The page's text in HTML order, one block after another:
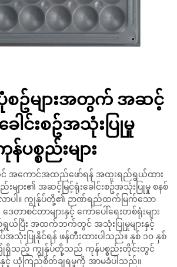
ဥ်များအတွက် အဆင့်
ခေါင်းစဥ်အသုံးပြုမှု
ပစ္စည်းများ
င် အကောင်အထည်ဖော်ရန် အထူးရည်ရွယ်ထား
းများ၏ အဆင့်မြင့်ရုံးခေါင်းစဥ်အသုံးပြုမှု စနစ်
လာပါ။ ကျွန်ုပ်တို့၏ ဉာဏ်ရည်ထက်မြက်သော
ေတာစင်တာများနှင့် ကော်ပေါ်ရေးတစ်ရုံးများ
ပြီး အထက်ဘက်တွင် အသုံးပြုမှုများနှင့်
သုံးပြုနိုင်ရန် ဖန်တီးထားပါသည်။ နှစ် ၁၀ နှစ်
ရှိသည့် ကျွန်ုပ်တို့သည် ကုန်ပစ္စည်းတိုင်းတွင်
ယုံကြည်စိတ်ချရမှုကို အာမခံပါသည်။